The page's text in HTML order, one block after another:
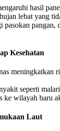
hasil
lebat yang
pasokan pangan,
Kesehatan
meningkatkan
seperti
ke wilayah baru
Laut